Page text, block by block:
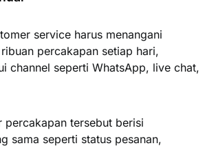
service harus menangani
percakapan setiap hari,
channel seperti WhatsApp, live chat,
percakapan tersebut berisi
sama seperti status pesanan,